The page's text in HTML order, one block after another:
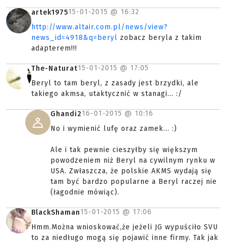
artek197515-01-2015 @ 16:32
http://www.altair.com.pl/news/view?
news_id=4918&q=beryl zobacz beryla z takim
adapterem!!!
The-Naturat15-01-2015 @ 17:05
Beryl to tam beryl, z zasady jest brzydki, ale
takiego akmsa, utaktycznić w stanagi... :/
Ghandi216-01-2015 @ 10:16
No i wymienić lufę oraz zamek... :)
Ale i tak pewnie cieszyłby się większym
powodzeniem niż Beryl na cywilnym rynku w
USA. Zwłaszcza, że polskie AKMS wydają się
tam być bardzo popularne a Beryl raczej nie
(łagodnie mówiąc).
BlackShaman15-01-2015 @ 17:06
Hmm.Można wnioskować,że jeżeli JG wypuściło SVU
to za niedługo mogą się pojawić inne firmy. Tak jak